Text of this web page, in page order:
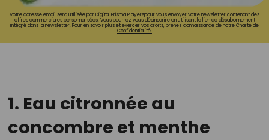
Votre adresse email sera utilisée par Digital Prisma Playerspour vous envoyer votre newsletter contenant des
offres commerciales personnalisées. Vous pourrez vous désinscrire en utilisant le lien de désabonnement
intégré dans la newsletter. Pour en savoir plus et exercer vos droits, prenez connaissance de notreCharte de
Confidentialité.
1. Eau citronnée au
concombre et menthe